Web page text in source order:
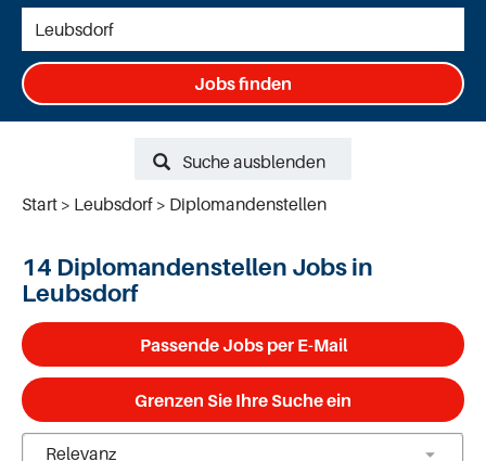
Jobs finden
Suche ausblenden
Start
Leubsdorf Diplomandenstellen
14 Diplomandenstellen Jobs in
Leubsdorf
Passende Jobs per E-Mail
Grenzen Sie Ihre Suche ein